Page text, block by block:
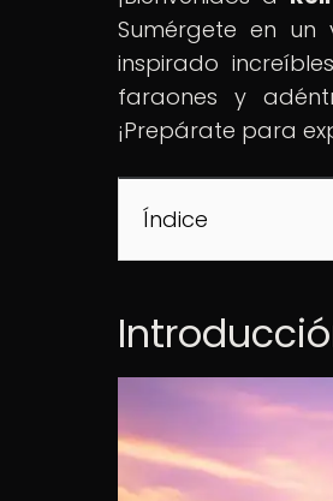
Sumérgete en
inspirado
faraones y
¡Prepárate para
Índice